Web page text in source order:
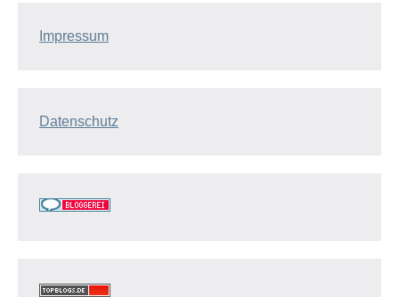
Impressum
Datenschutz